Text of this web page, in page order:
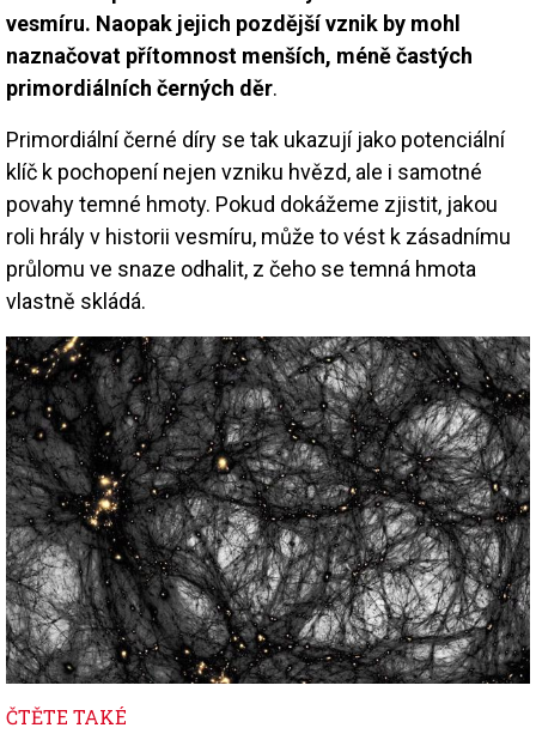
vesmíru. Naopak jejich pozdější vznik by mohl
naznačovat přítomnost menších, méně častých
primordiálních černých děr.
Primordiální černé díry se tak ukazují jako potenciální
klíč k pochopení nejen vzniku hvězd, ale i samotné
povahy temné hmoty. Pokud dokážeme zjistit, jakou
roli hrály v historii vesmíru, může to vést k zásadnímu
průlomu ve snaze odhalit, z čeho se temná hmota
vlastně skládá.
Image
ČTĚTE TAKÉ